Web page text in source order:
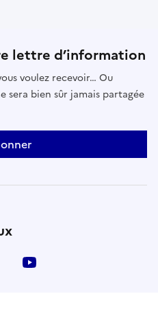
lettre d’information
voulez recevoir… Ou
sera bien sûr jamais partagée
instagram